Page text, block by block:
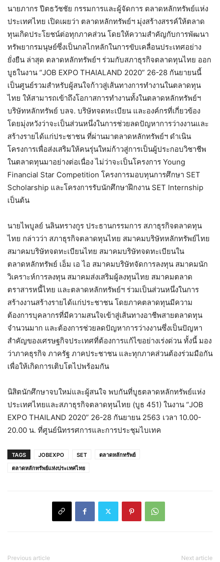
นายภากร ปีตธวัชชัย กรรมการและผู้จัดการ ตลาดหลักทรัพย์แห่ง
ประเทศไทย เปิดเผยว่า ตลาดหลักทรัพย์ฯ มุ่งสร้างสรรค์ให้ตลาด
ทุนเกิดประโยชน์ต่อทุกภาคส่วน โดยให้ความสำคัญกับการพัฒนา
ทรัพยากรมนุษย์ซึ่งเป็นกลไกหลักในการขับเคลื่อนประเทศอย่าง
ยั่งยืน ล่าสุด ตลาดหลักทรัพย์ฯ ร่วมกับสภาธุรกิจตลาดทุนไทย ออก
บูธในงาน “JOB EXPO THAIALAND 2020” 26-28 กันยายนนี้
เป็นศูนย์รวมสำหรับผู้สนใจก้าวสู่เส้นทางการทำงานในตลาดทุน
ไทย ให้สามารถเข้าถึงโอกาสการทำงานทั้งในตลาดหลักทรัพย์ฯ
บริษัทหลักทรัพย์ บลจ. บริษัทจดทะเบียน และองค์กรที่เกี่ยวข้อง
โดยมุ่งหวังว่าจะเป็นส่วนหนึ่งในการช่วยลดปัญหาการว่างงานและ
สร้างรายได้แก่ประชาชน ที่ผ่านมาตลาดหลักทรัพย์ฯ ดำเนิน
โครงการเพื่อส่งเสริมให้คนรุ่นใหม่ก้าวสู่การเป็นผู้ประกอบวิชาชีพ
ในตลาดทุนมาอย่างต่อเนื่อง ไม่ว่าจะเป็นโครงการ Young
Financial Star Competition โครงการมอบทุนการศึกษา SET
Scholarship และโครงการรับนักศึกษาฝึกงาน SET Internship
เป็นต้น
นายไพบูลย์ นลินทรางกูร ประธานกรรมการ สภาธุรกิจตลาดทุน
ไทย กล่าวว่า สภาธุรกิจตลาดทุนไทย สมาคมบริษัทหลักทรัพย์ไทย
สมาคมบริษัทจดทะเบียนไทย สมาคมบริษัทจดทะเบียนใน
ตลาดหลักทรัพย์ เอ็ม เอ ไอ สมาคมบริษัทจัดการลงทุน สมาคมนัก
วิเคราะห์การลงทุน สมาคมส่งเสริมผู้ลงทุนไทย สมาคมตลาด
ตราสารหนี้ไทย และตลาดหลักทรัพย์ฯ ร่วมเป็นส่วนหนึ่งในการ
สร้างงานสร้างรายได้แก่ประชาชน โดยภาคตลาดทุนมีความ
ต้องการบุคลากรที่มีความสนใจเข้าสู่เส้นทางอาชีพสายตลาดทุน
จำนวนมาก และต้องการช่วยลดปัญหาการว่างงานซึ่งเป็นปัญหา
สำคัญของเศรษฐกิจประเทศที่ต้องการแก้ไขอย่างเร่งด่วน ทั้งนี้ มอง
ว่าภาคธุรกิจ ภาครัฐ ภาคประชาชน และทุกภาคส่วนต้องร่วมมือกัน
เพื่อให้เกิดการเติบโตไปพร้อมกัน
นิสิตนักศึกษาจบใหม่และผู้สนใจ พบกันที่บูธตลาดหลักทรัพย์แห่ง
ประเทศไทยและสภาธุรกิจตลาดทุนไทย (บูธ 451) ในงาน “JOB
EXPO THAILAND 2020” 26-28 กันยายน 2563 เวลา 10.00-
20.00 น. ที่ศูนย์นิทรรศการและการประชุมไบเทค
TAGS JOBEXPO SET
ตลาดหลักทรัพย์
ตลาดหลักทรัพย์แห่งประเทศไทย
Previous article Next article